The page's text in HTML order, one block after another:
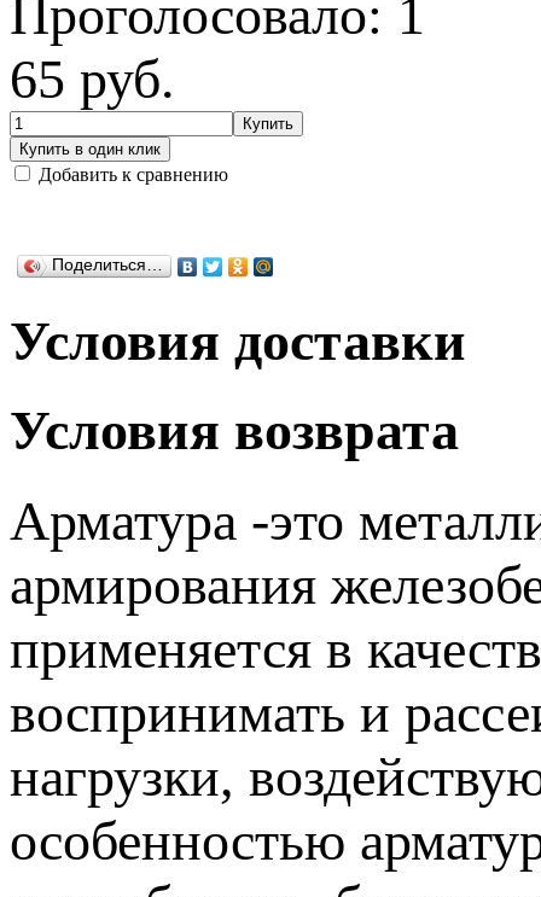
Проголосовало: 1
65 руб.
Добавить к сравнению
Поделиться…
Условия доставки
Условия возврата
Арматура -это
армирования
применяется в
воспринимать и
нагрузки,
особенностью